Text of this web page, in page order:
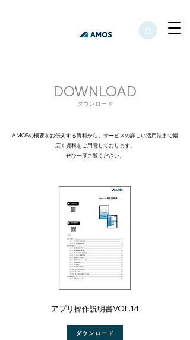
DOWNLOAD
​ダウンロード
AMOSの概要をお伝えする資料から、サービスの詳しい活用法まで幅
広く資料をご用意しております。
ぜひ一度ご覧ください。
アプリ操作説明書VOL.14
ダウンロード